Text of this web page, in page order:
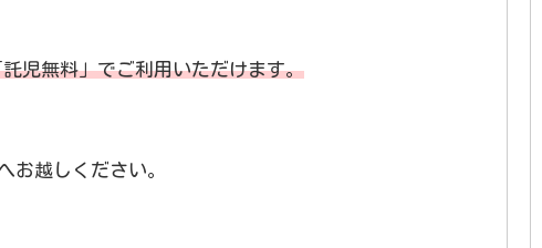
児無料」でご利用いただけます。
お越しください。